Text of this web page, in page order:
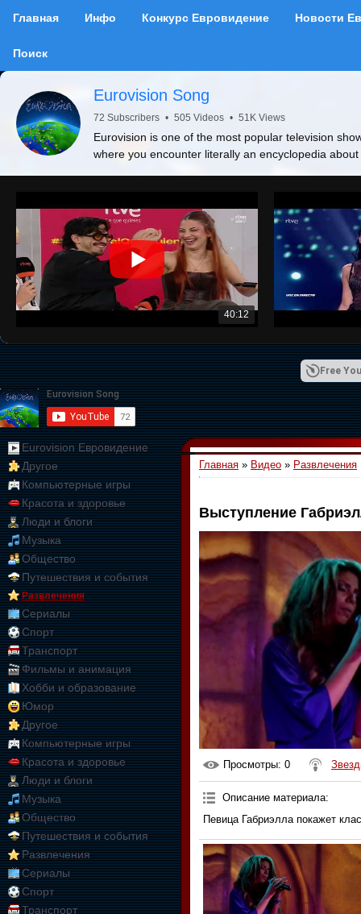
Главная Инфо Конкурс Евровидение Новости
Поиск
Eurovision Song
72 Subscribers • 505 Videos • 51K Views
Eurovision is one of the most popular television
where you encounter literally an encyclopedia
40:12
Free
Eurovision Евровидение
Другое
Компьютерные игры
Красота и здоровье
Люди и блоги
Музыка
Общество
Путешествия и события
Развлечения
Сериалы
Спорт
Транспорт
Фильмы и анимация
Хобби и образование
Юмор
Другое
Компьютерные игры
Красота и здоровье
Люди и блоги
Музыка
Общество
Путешествия и события
Развлечения
Сериалы
Спорт
Транспорт
Главная » Видео » Развлечения
Выступление
Просмотры: 0
Описание материала:
Певица Габриэлла покажет